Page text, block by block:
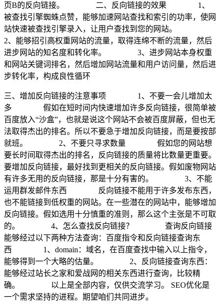
页B的反向链接。
二、反向链接的效果
1、
被查找引擎蜘蛛点赞，能够加速网站查找和索引的功率，使网
站快速被查找引擎录入，让用户查找到您的网站。
2、能够招引高权重网站的流量，取得连绵不断的流量，然后
进步网站的知名度和转化率。
3、进步网站本身权重
和网站关键词排名，然后增加网站流量和用户访问量，然后进
步转化率，构成良性循环
三、增加反向链接的注意事项
1、不要一会儿增加太
多
假如在短时间内快速增加许多反向链接，很简单被
百度放入“沙盒”，也就是说这个网站不会被百度屏蔽，但也无
法取得杰出的排名。所以不要急于增加反向链接，而是要按部
就班。
2、不要只寻求数量
假如您的网站想
要长时间取得杰出的排名，反向链接的质量将比数量更重要。
要增加反向链接，最好找到更相关的反向链接。假如废物网站
有许多无用的反向链接，那是十分有害的。
3、不能
运用群发邮件东西
反向链接不能用于许多发布东西，
也不能链接到低权重的网站。在一些潜在的网站中，能够增加
反向链接。假如选用十分慎重的准则，那么这个主张是不可取
的。
4、怎么查找反向链接？
查询反向链接
能够经过以下两种方法查询：百度指令和反向链接查询东
西
1、domain：域名，在百度查找中输入以上指令，
能够得到一个大略的估量。
2、反向链接查询东西：
能够经过站长之家和爱战网的相关东西进行查询，比较精
确。
以上是全部内容，仅供交流学习。 SEO优化是
一个需求坚持的进程。期望咱们共同进步。